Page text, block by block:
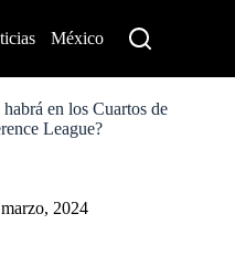
México
en los Cuartos de
League?
2024